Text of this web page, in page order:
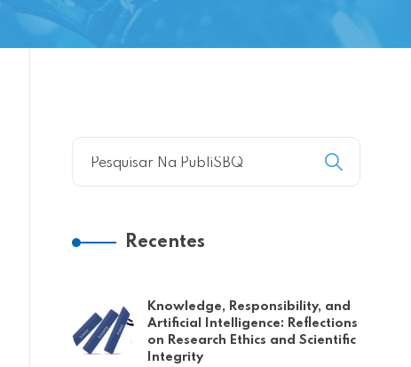
Recentes
Knowledge, Responsibility, and
Artificial Intelligence: Reflections
on Research Ethics and Scientific
Integrity